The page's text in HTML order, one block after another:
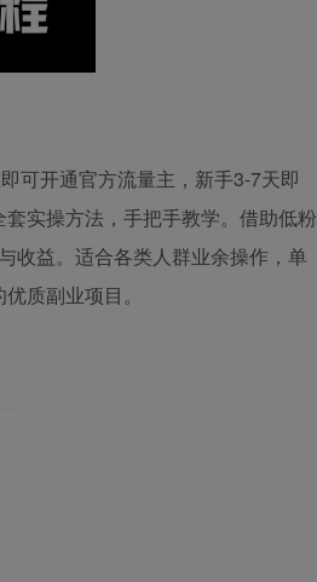
可开通官方流量主，新手3-7天即
实操方法，手把手教学。借助低粉
收益。适合各类人群业余操作，单
质副业项目。